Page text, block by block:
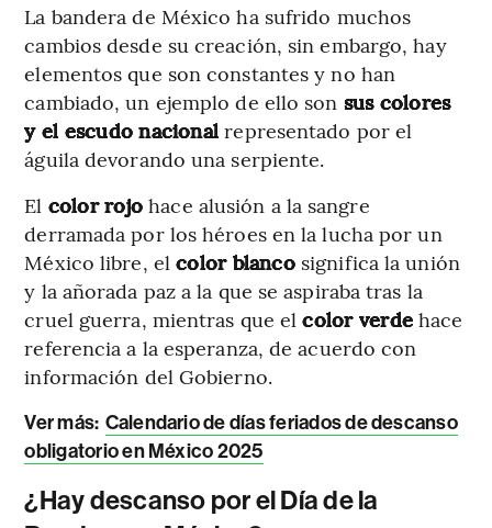
La bandera de México ha sufrido muchos
cambios desde su creación, sin embargo, hay
elementos que son constantes y no han
cambiado, un ejemplo de ello son sus colores
y el escudo nacional representado por el
águila devorando una serpiente.
El color rojo hace alusión a la sangre
derramada por los héroes en la lucha por un
México libre, elcolor blancosignifica la unión
y la añorada paz a la que se aspiraba tras la
cruel guerra, mientras que elcolor verde hace
referencia a la esperanza, de acuerdo con
información del Gobierno.
Ver más: Calendario de días feriados de descanso
obligatorio en México 2025
¿Hay descanso por el Día de la